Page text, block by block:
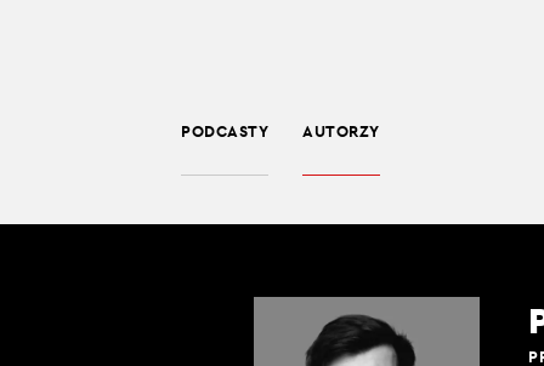
PODCASTY AUTORZY